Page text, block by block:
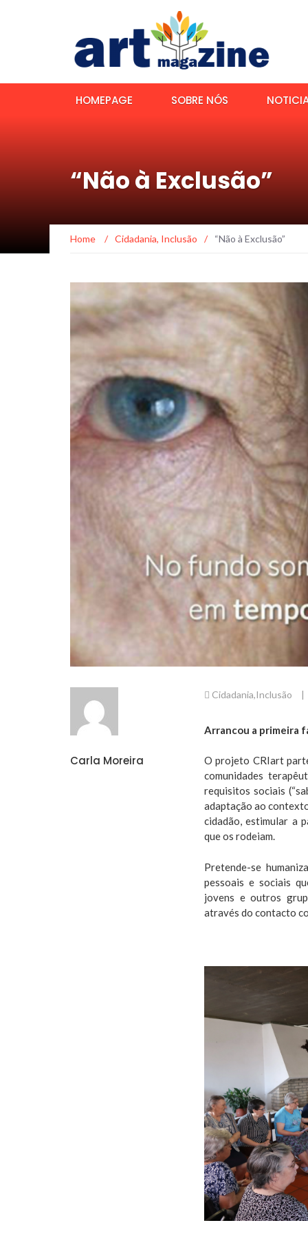
HOMEPAGE SOBRE NÓS
“Não à Exclusão”
Home / Cidadania, Inclusão / “Não à Exclusão”
Carla Moreira
Cidadania,Inclusão |
Arrancou a primeira
O projeto CRIart
comunidades
requisitos sociais
adaptação ao
cidadão, estimular a
que os rodeiam.
Pretende-se
pessoais e sociais
jovens e outros
através do contacto